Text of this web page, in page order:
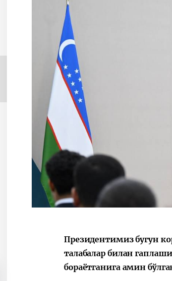
Президентимиз бугун
талабалар билан
бораётганига амин